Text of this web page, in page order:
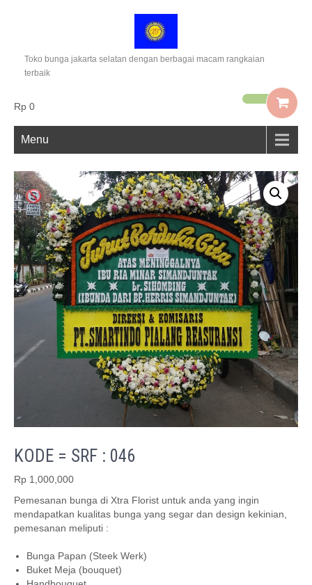
Toko bunga jakarta selatan dengan berbagai macam rangkaian
terbaik
Rp 0
Menu
KODE = SRF : 046
Rp 1,000,000
Pemesanan bunga di Xtra Florist untuk anda yang ingin
mendapatkan kualitas bunga yang segar dan design kekinian,
pemesanan meliputi :
Bunga Papan (Steek Werk)
Buket Meja (bouquet)